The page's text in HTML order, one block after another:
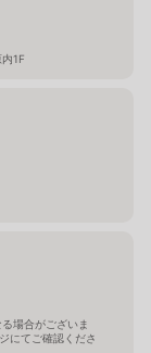
1F
場合がございま
にてご確認くださ